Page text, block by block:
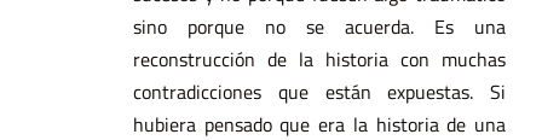
sino porque no se acuerda. Es una
reconstrucción de la historia con muchas
contradicciones que están expuestas. Si
hubiera pensado que era la historia de una